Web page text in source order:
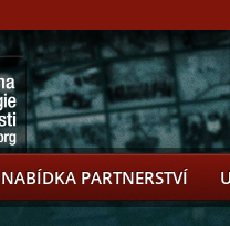
NABÍDKA PARTNERSTVÍ